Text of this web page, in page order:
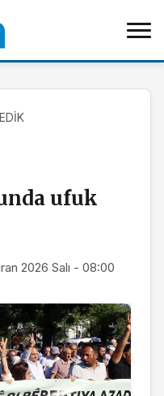
ufuk
2026 Salı - 08:00